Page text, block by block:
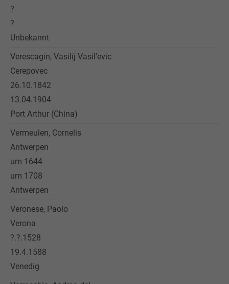
?
?
Unbekannt
Verescagin, Vasilij Vasil'evic
Cerepovec
26.10.1842
13.04.1904
Port Arthur (China)
Vermeulen, Cornelis
Antwerpen
um 1644
um 1708
Antwerpen
Veronese, Paolo
Verona
?.?.1528
19.4.1588
Venedig